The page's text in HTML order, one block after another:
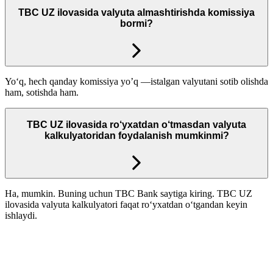
TBC UZ ilovasida valyuta almashtirishda komissiya
bormi?
Yo‘q, hech qanday komissiya yo’q —istalgan valyutani sotib olishda
ham, sotishda ham.
TBC UZ ilovasida ro‘yxatdan o‘tmasdan valyuta
kalkulyatoridan foydalanish mumkinmi?
Ha, mumkin. Buning uchun TBC Bank saytiga kiring. TBC UZ
ilovasida valyuta kalkulyatori faqat ro‘yxatdan o‘tgandan keyin
ishlaydi.